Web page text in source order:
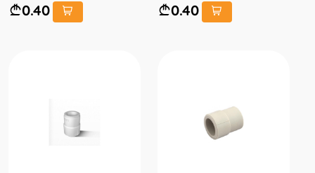
0.40 0.40